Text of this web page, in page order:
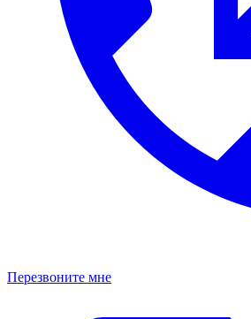
Перезвоните мне